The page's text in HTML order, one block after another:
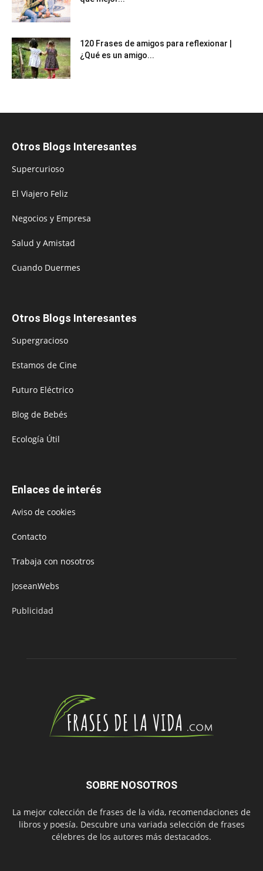
120 Frases de amigos para reflexionar |
¿Qué es un amigo...
Otros Blogs Interesantes
Supercurioso
El Viajero Feliz
Negocios y Empresa
Salud y Amistad
Cuando Duermes
Otros Blogs Interesantes
Supergracioso
Estamos de Cine
Futuro Eléctrico
Blog de Bebés
Ecología Útil
Enlaces de interés
Aviso de cookies
Contacto
Trabaja con nosotros
JoseanWebs
Publicidad
SOBRE NOSOTROS
La mejor colección de frases de la vida, recomendaciones de
libros y poesía. Descubre una variada selección de frases
célebres de los autores más destacados.